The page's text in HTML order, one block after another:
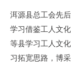
洱源县总工会先
学习借鉴工人文
等县学习工人文
习拓宽思路，博